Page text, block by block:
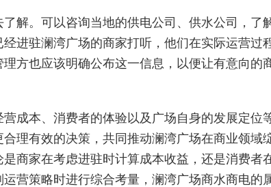
解。可以咨询当地的供电公司、供水公司，了
进驻澜湾广场的商家打听，他们在实际运营过
方也应该明确公布这一信息，以便让有意向的
成本、消费者的体验以及广场自身的发展定位
理有效的决策，共同推动澜湾广场在商业领域
商家在考虑进驻时计算成本收益，还是消费者
营策略时进行综合考量，澜湾广场商水商电的